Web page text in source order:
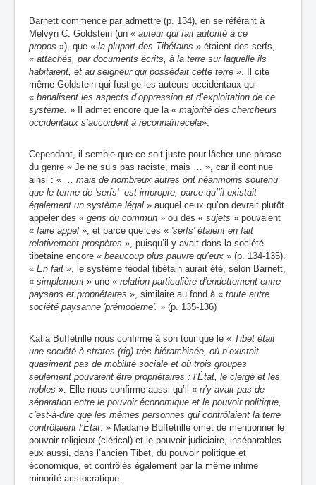
Barnett commence par admettre (p. 134), en se référant à
Melvyn C. Goldstein (un « auteur qui fait autorité à ce
propos »), que « la plupart des Tibétains » étaient des serfs,
« attachés, par documents écrits, à la terre sur laquelle ils
habitaient, et au seigneur qui possédait cette terre ». Il cite
même Goldstein qui fustige les auteurs occidentaux qui
« banalisent les aspects d’oppression et d’exploitation de ce
système. » Il admet encore que la « majorité des chercheurs
occidentaux s’accordent à reconnaîtrecela».
Cependant, il semble que ce soit juste pour lâcher une phrase
du genre « Je ne suis pas raciste, mais … », car il continue
ainsi : « … mais de nombreux autres ont néanmoins soutenu
que le terme de 'serfs' est impropre, parce qu’’il existait
également un système légal » auquel ceux qu’on devrait plutôt
appeler des « gens du commun » ou des « sujets » pouvaient
« faire appel », et parce que ces « 'serfs' étaient en fait
relativement prospères », puisqu’il y avait dans la société
tibétaine encore « beaucoup plus pauvre qu’eux » (p. 134-135).
« En fait », le système féodal tibétain aurait été, selon Barnett,
« simplement » une « relation particulière d’endettement entre
paysans et propriétaires », similaire au fond à « toute autre
société paysanne 'prémoderne'. » (p. 135-136)
Katia Buffetrille nous confirme à son tour que le « Tibet était
une société à strates (rig) très hiérarchisée, où n’existait
quasiment pas de mobilité sociale et où trois groupes
seulement pouvaient être propriétaires : l’État, le clergé et les
nobles ». Elle nous confirme aussi qu’il « n’y avait pas de
séparation entre le pouvoir économique et le pouvoir politique,
c’est-à-dire que les mêmes personnes qui contrôlaient la terre
contrôlaient l’État. » Madame Buffetrille omet de mentionner le
pouvoir religieux (clérical) et le pouvoir judiciaire, inséparables
eux aussi, dans l’ancien Tibet, du pouvoir politique et
économique, et contrôlés également par la même infime
minorité aristocratique.